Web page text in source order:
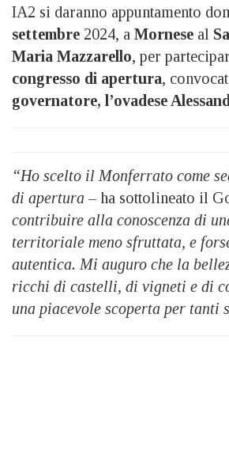
IA2 si daranno appuntamento
settembre 2024, a Mornese al
Maria Mazzarello, per
congresso di apertura,
governatore, l’ovadese
“Ho scelto il Monferrato come
di apertura – ha sottolineato il
contribuire alla conoscenza di
territoriale meno sfruttata, e
autentica. Mi auguro che la
ricchi di castelli, di vigneti e di
una piacevole scoperta per tanti